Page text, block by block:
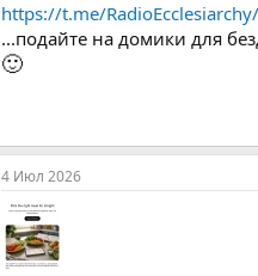
https://t.me/
...подайте на домики для
🙂
4 Июл 2026